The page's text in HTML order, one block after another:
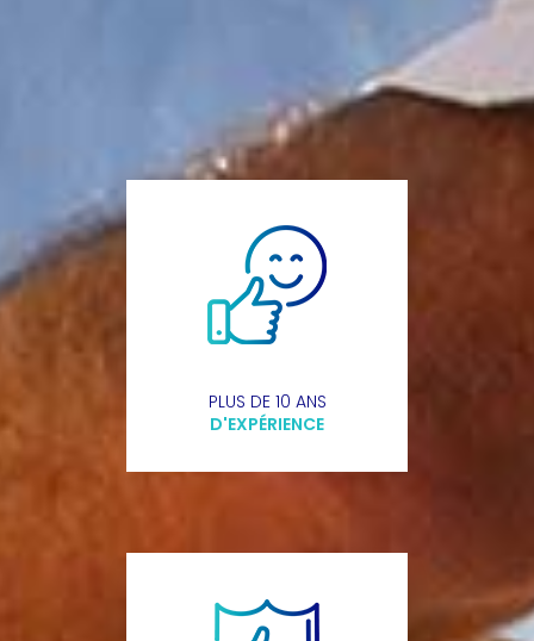
PLUS DE 10 ANS
D'EXPÉRIENCE